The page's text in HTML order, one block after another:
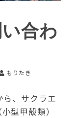
合わ
もりたき
ら、サクラエ
型甲殻類）